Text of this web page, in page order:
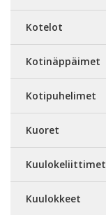
Kotelot
Kotinäppäimet
Kotipuhelimet
Kuoret
Kuulokeliittimet
Kuulokkeet